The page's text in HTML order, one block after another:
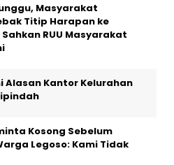
Masyarakat
Titip Harapan ke
RUU Masyarakat
Alasan Kantor Kelurahan
Kosong Sebelum
Legoso: Kami Tidak